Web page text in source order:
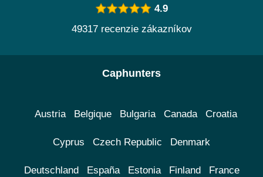
4.9
49317 recenzie zákazníkov
Caphunters
Austria Belgique Bulgaria Canada Croatia
Cyprus Czech Republic Denmark
Deutschland España Estonia Finland France